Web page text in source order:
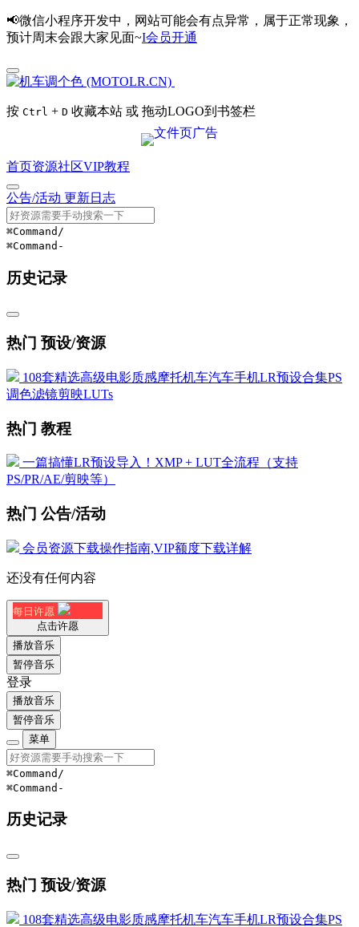
📢微信小程序开发中，网站可能会有点异常，属于正常现象，
预计周末会跟大家见面~I会员开通
按 Ctrl + D 收藏本站 或 拖动LOGO到书签栏
首页资源社区VIP教程
公告/活动 更新日志
⌘Command /
⌘Command -
历史记录
热门 预设/资源
108套精选高级电影质感摩托机车汽车手机LR预设合集PS
调色滤镜剪映LUTs
热门 教程
一篇搞懂LR预设导入！XMP + LUT全流程（支持
PS/PR/AE/剪映等）
热门 公告/活动
会员资源下载操作指南,VIP额度下载详解
还没有任何内容
每日许愿
点击许愿
播放音乐
暂停音乐
登录
播放音乐
暂停音乐
菜单
⌘Command /
⌘Command -
历史记录
热门 预设/资源
108套精选高级电影质感摩托机车汽车手机LR预设合集PS